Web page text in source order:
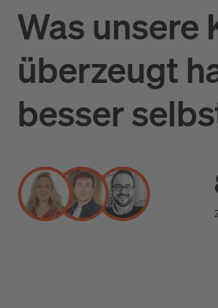
Was unsere
überzeugt
besser